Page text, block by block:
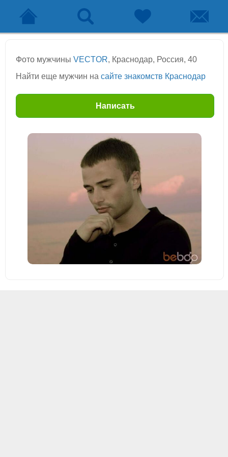
Фото мужчины VECTOR, Краснодар, Россия, 40
Найти еще мужчин на сайте знакомств Краснодар
Написать